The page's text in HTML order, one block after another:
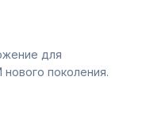
для
поколения.